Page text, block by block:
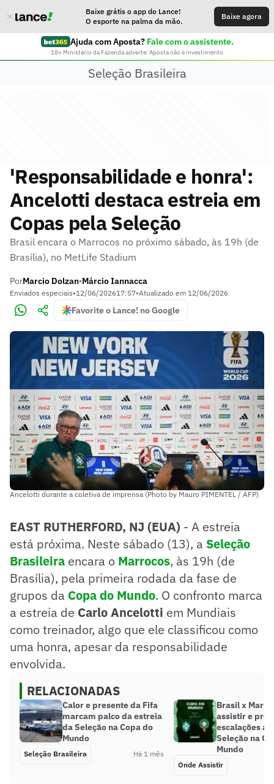
Baixe grátis o app do Lance!
O esporte na palma da mão.
Baixe agora
Ajuda com Aposta? Fale com o assistente.
18+ Ministério da Fazenda adverte: Aposta não é investimento
Seleção Brasileira
'Responsabilidade e honra':
Ancelotti destaca estreia em
Copas pela Seleção
Brasil encara o Marrocos no próximo sábado, às 19h (de
Brasília), no MetLife Stadium
PorMarcio Dolzan•Márcio Iannacca
Enviados especiais•12/06/202617:57•Atualizado em 12/06/2026
Favorite o Lance! no Google
Ancelotti durante a coletiva de imprensa (Photo by Mauro PIMENTEL / AFP)
EAST RUTHERFORD, NJ (EUA) - A estreia
está próxima. Neste sábado (13), a Seleção
Brasileira encara o Marrocos, às 19h (de
Brasília), pela primeira rodada da fase de
grupos da Copa do Mundo. O confronto marca
a estreia de Carlo Ancelotti em Mundiais
como treinador, algo que ele classificou como
uma honra, apesar da responsabilidade
envolvida.
RELACIONADAS
Calor e presente da Fifa
marcam palco da estreia
da Seleção na Copa do
Mundo
Seleção Brasileira Há 1 mês
Brasil x
assistir e
escalações
Seleção na
Mundo
Onde Assistir